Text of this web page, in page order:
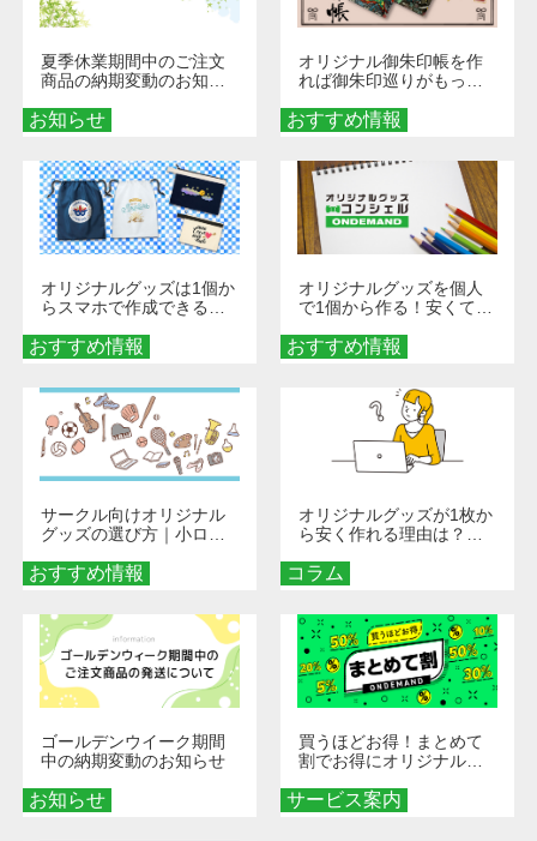
お知らせ
夏季休業期間中のご注文
商品の納期変動のお知ら
おすすめ情報
オリジナル御朱印帳を作
れば御朱印巡りがもっと
ダーメイドする魅力と選
び方
おすすめ情報
オリジナルグッズは1個か
らスマホで作成できる！
くなる巾着＆ポーチ活用
術
おすすめ情報
オリジナルグッズを個人
で1個から作る！安くて簡
秘訣
おすすめ情報
サークル向けオリジナル
グッズの選び方｜小ロッ
める秘訣
コラム
オリジナルグッズが1枚か
ら安く作れる理由は？オ
とメリットを解説
お知らせ
ゴールデンウイーク期間
中の納期変動のお知らせ
サービス案内
買うほどお得！まとめて
割でお得にオリジナルグ